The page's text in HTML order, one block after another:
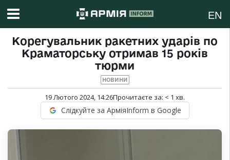
EN
Корегувальник ракетних ударів по
Краматорську отримав 15 років
тюрми
НОВИНИ
19 Лютого 2024, 14:26Прочитаєте за: < 1 хв.
Слідкуйте за АрміяInform в Google